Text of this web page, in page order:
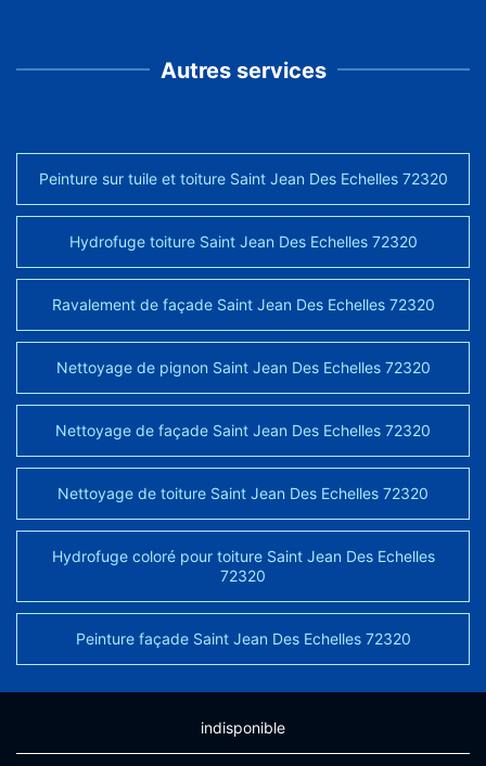
Autres services
Peinture sur tuile et toiture Saint Jean Des Echelles 72320
Hydrofuge toiture Saint Jean Des Echelles 72320
Ravalement de façade Saint Jean Des Echelles 72320
Nettoyage de pignon Saint Jean Des Echelles 72320
Nettoyage de façade Saint Jean Des Echelles 72320
Nettoyage de toiture Saint Jean Des Echelles 72320
Hydrofuge coloré pour toiture Saint Jean Des Echelles
72320
Peinture façade Saint Jean Des Echelles 72320
indisponible